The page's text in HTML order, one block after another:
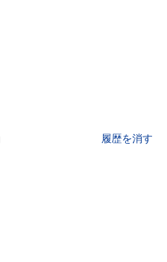
履歴を消す